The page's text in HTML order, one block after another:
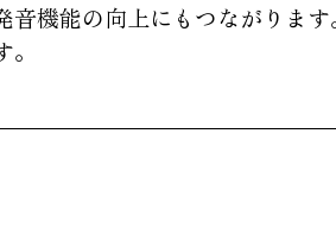
機能の向上にもつながりま